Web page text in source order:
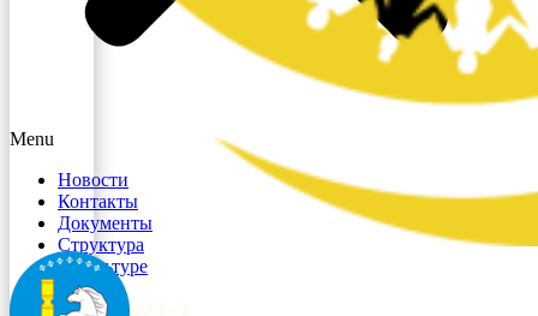
Menu
Новости
Контакты
Документы
Структура
О культуре